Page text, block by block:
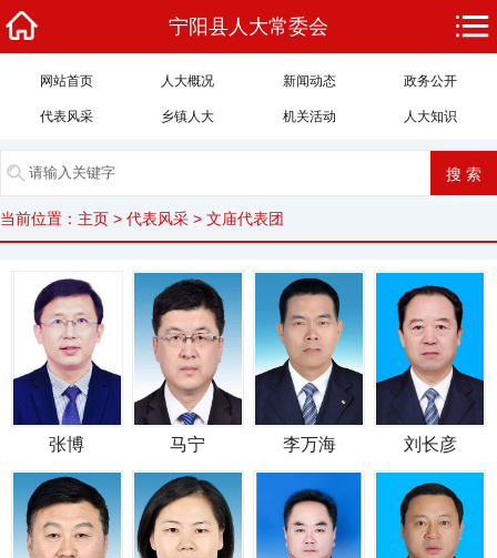
宁阳县人大常委会
网站首页 人大概况 新闻动态 政务公开
代表风采 乡镇人大 机关活动 人大知识
当前位置： 主页 > 代表风采 > 文庙代表团
张博 马宁 李万海 刘长彦